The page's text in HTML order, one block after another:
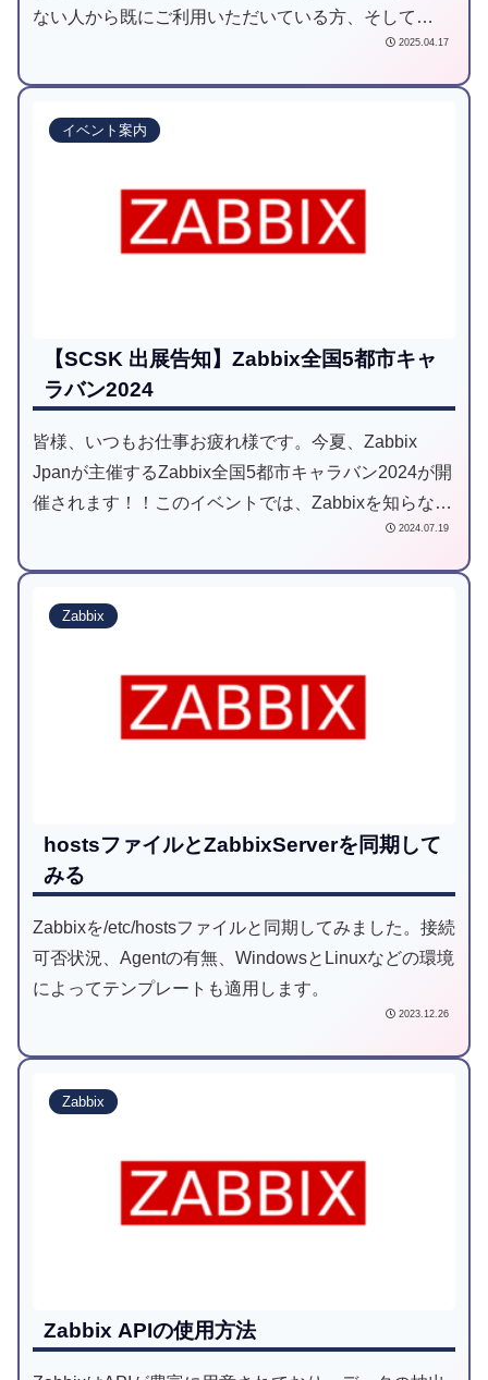
ない人から既にご利用いただいている方、そして
Zabbix導入をご検討されている方まで、広範なユーザ
2025.04.17
イベント案内
【SCSK 出展告知】Zabbix全国5都市キャ
ラバン2024
皆様、いつもお仕事お疲れ様です。今夏、Zabbix
Jpanが主催するZabbix全国5都市キャラバン2024が開
催されます！！このイベントでは、Zabbixを知らない
人から既にご利用いただいている方まで幅広い方を対
2024.07.19
Zabbix
hostsファイルとZabbixServerを同期して
みる
Zabbixを/etc/hostsファイルと同期してみました。接続
可否状況、Agentの有無、WindowsとLinuxなどの環境
によってテンプレートも適用します。
2023.12.26
Zabbix
Zabbix APIの使用方法